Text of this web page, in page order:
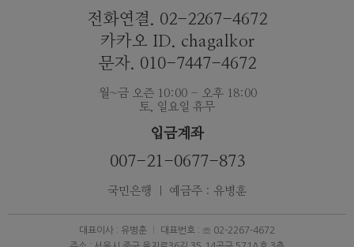
전화연결. 02-2267-4672
카카오 ID. chagalkor
문자. 010-7447-4672
월~금 오즌 10:00 - 오후 18:00
토, 일요일 휴무
입금계좌
007-21-0677-873
국민은행 ｜ 예금주 : 유병훈
대표이사 : 유병훈
대표번호 : ☏ 02-2267-4672